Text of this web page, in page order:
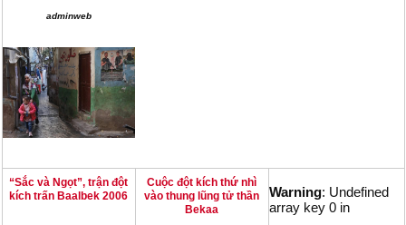
adminweb
“Sắc và Ngọt”, trận đột
kích trấn Baalbek 2006
Cuộc đột kích thứ nhì
vào thung lũng tử thần
Bekaa
Warning: Undefined
array key 0 in